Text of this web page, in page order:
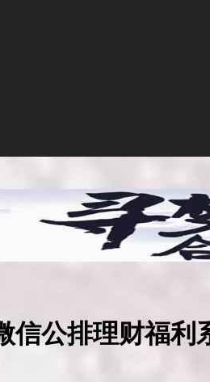
信公排理财福利